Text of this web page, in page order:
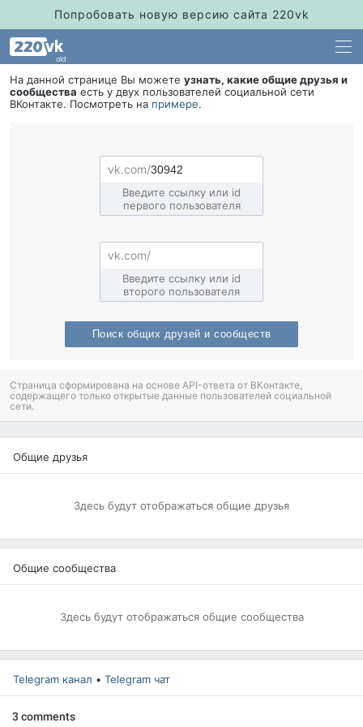
Попробовать новую версию сайта 220vk
old
На данной странице Вы можете узнать, какие общие друзья и
сообщества есть у двух пользователей социальной сети
Контакте. Посмотреть на примере.
едите ссылку или id
первого пользователя
едите ссылку или id
торого пользователя
Поиск общих друзей и сообщест
Страница сформирована на основе API-ответа от ВКонтакте,
содержащего только открытые данные пользователей социальной
сети.
Общие друзья
Здесь будут отображаться общие друзья
Общие сообщества
Здесь будут отображаться общие сообщества
Telegram канал • Telegram чат